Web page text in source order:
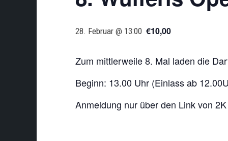
28. Februar @ 13:00 €10,00
Zum mittlerweile 8. Mal laden die
Beginn: 13.00 Uhr (Einlass ab
Anmeldung nur über den Link von 2K